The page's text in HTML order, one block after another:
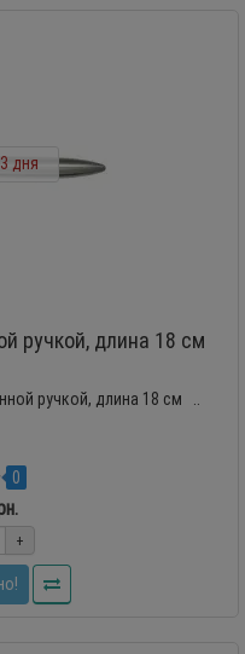
дня
ручкой, длина 18 см
ручкой, длина 18 см ..
0
+